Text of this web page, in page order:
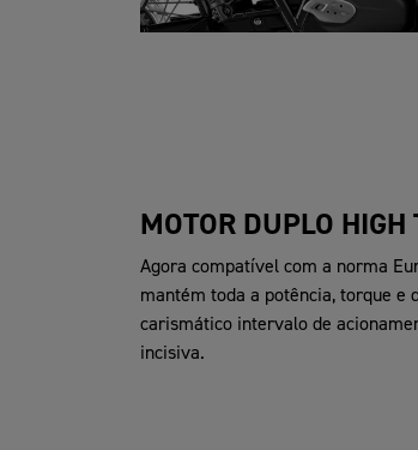
MOTOR DUPLO
Agora compatível com a norma
mantém toda a potência, torque e
carismático intervalo de
incisiva.